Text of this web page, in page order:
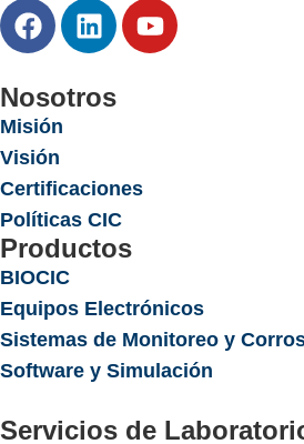
Nosotros
Misión
Visión
Certificaciones
Políticas CIC
Productos
BIOCIC
Equipos Electrónicos
Sistemas de Monitoreo y
Software y Simulación
Servicios de